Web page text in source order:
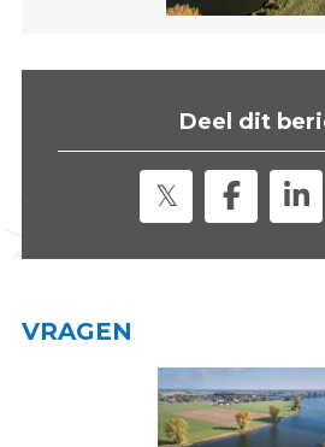
Deel dit
VRAGEN